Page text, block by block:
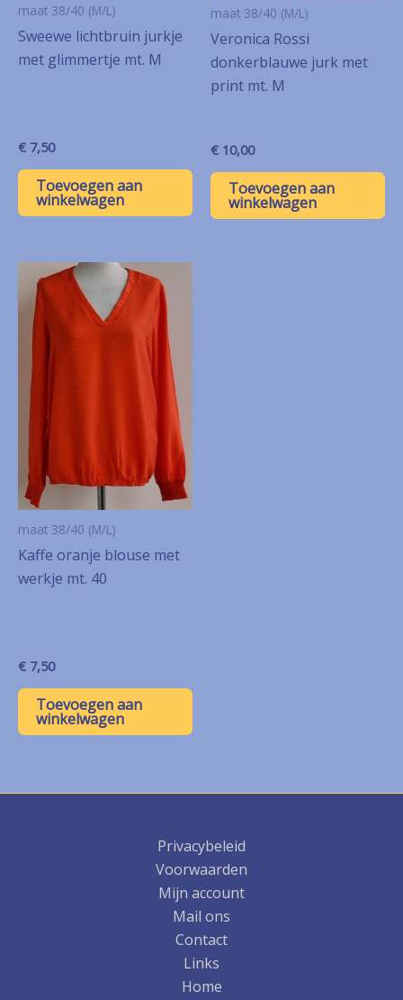
maat 38/40 (M/L)
Sweewe lichtbruin jurkje
met glimmertje mt. M
€ 7,50
Toevoegen aan
winkelwagen
maat 38/40 (M/L)
Veronica Rossi
donkerblauwe jurk met
print mt. M
€ 10,00
Toevoegen aan
winkelwagen
maat 38/40 (M/L)
Kaffe oranje blouse met
werkje mt. 40
€ 7,50
Toevoegen aan
winkelwagen
Privacybeleid
Voorwaarden
Mijn account
Mail ons
Contact
Links
Home